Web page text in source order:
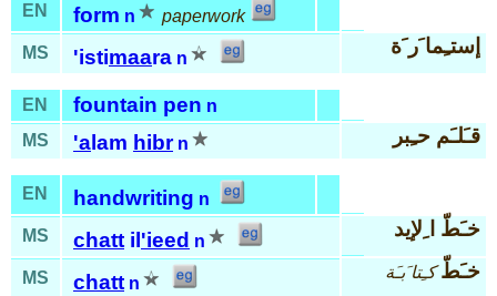
EN form n
paperwork
MS
'istimaara n
إستـِما َر َة
EN fountain pen n
MS
'a lam hibr n قـَلـَم حـِبر
EN handwriting n
MS
chatt il 'ieed n
خـَطّ ا ِلإيد
MS chatt n
خـَطّ كـِتا َبـَة